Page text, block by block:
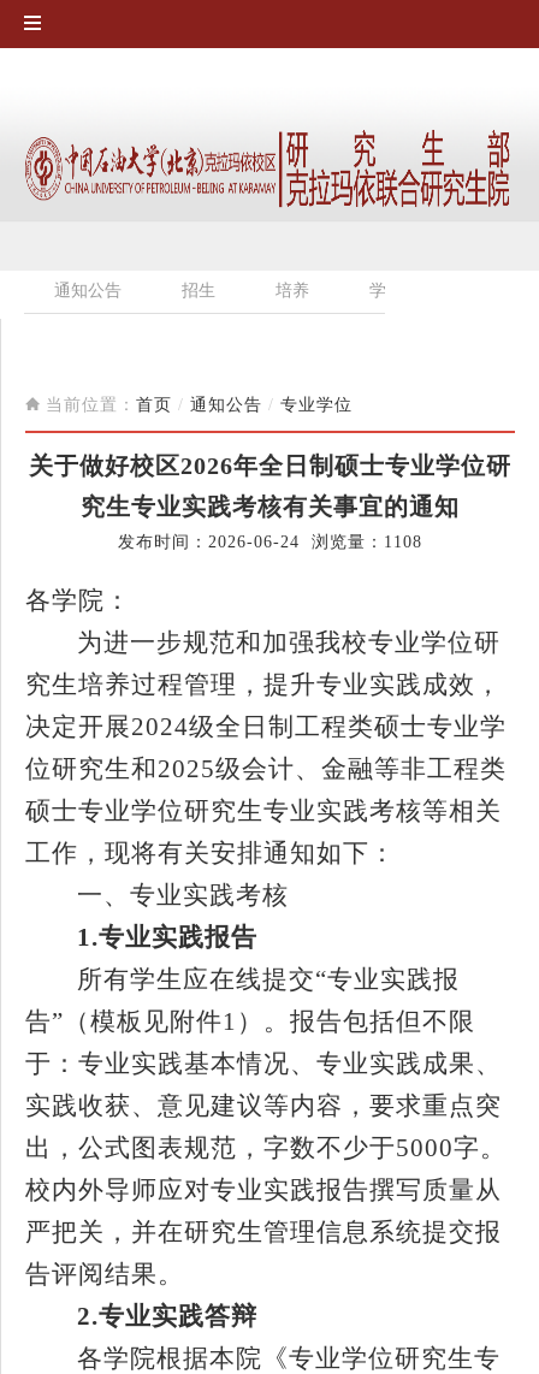
通知公告 招生 培养 学位
当前位置： 首页 / 通知公告 / 专业学位
关于做好校区2026年全日制硕士专业学位研
究生专业实践考核有关事宜的通知
发布时间：2026-06-24 浏览量： 1108
各学院：
为进一步规范和加强我校专业学位研
究生培养过程管理，提升专业实践成效，
决定开展2024级全日制工程类硕士专业学
位研究生和2025级会计、金融等非工程类
硕士专业学位研究生专业实践考核等相关
工作，现将有关安排通知如下：
一、专业实践考核
1.专业实践报告
所有学生应在线提交“专业实践报
告”（模板见附件1 ）。报告包括但不限
于：专业实践基本情况、专业实践成果、
实践收获、意见建议等内容，要求重点突
出，公式图表规范，字数不少于5000字。
校内外导师应对专业实践报告撰写质量从
严把关，并在研究生管理信息系统提交报
告评阅结果。
2.专业实践答辩
各学院根据本院《专业学位研究生专